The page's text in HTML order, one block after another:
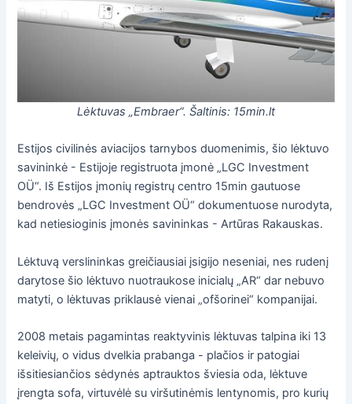
Lėktuvas „Embraer“. Šaltinis: 15min.lt
Estijos civilinės aviacijos tarnybos duomenimis, šio lėktuvo
savininkė - Estijoje registruota įmonė „LGC Investment
OÜ“. Iš Estijos įmonių registrų centro 15min gautuose
bendrovės „LGC Investment OÜ“ dokumentuose nurodyta,
kad netiesioginis įmonės savininkas - Artūras Rakauskas.
Lėktuvą verslininkas greičiausiai įsigijo neseniai, nes rudenį
darytose šio lėktuvo nuotraukose inicialų „AR“ dar nebuvo
matyti, o lėktuvas priklausė vienai „ofšorinei“ kompanijai.
2008 metais pagamintas reaktyvinis lėktuvas talpina iki 13
keleivių, o vidus dvelkia prabanga - plačios ir patogiai
išsitiesiančios sėdynės aptrauktos šviesia oda, lėktuve
įrengta sofa, virtuvėlė su viršutinėmis lentynomis, pro kurių